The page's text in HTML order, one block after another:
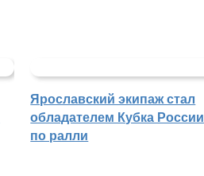
Ярославский экипаж стал
обладателем Кубка России
по ралли